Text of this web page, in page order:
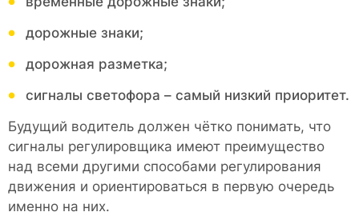
дорожные знаки;
дорожная разметка;
сигналы светофора – самый низкий приоритет.
Будущий водитель должен чётко понимать, что
сигналы регулировщика имеют преимущество
над всеми другими способами регулирования
движения и ориентироваться в первую очередь
именно на них.